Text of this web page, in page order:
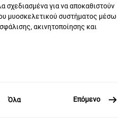
σχεδιασμένα για να αποκαθιστούν
μυοσκελετικού συστήματος μέσω
ακινητοποίησης και
Όλα Επόμενο